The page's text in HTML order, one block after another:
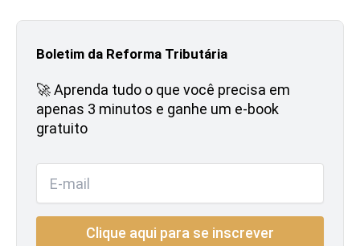
Boletim da Reforma Tributária
🚀 Aprenda tudo o que você precisa em
apenas 3 minutos e ganhe um e-book
gratuito